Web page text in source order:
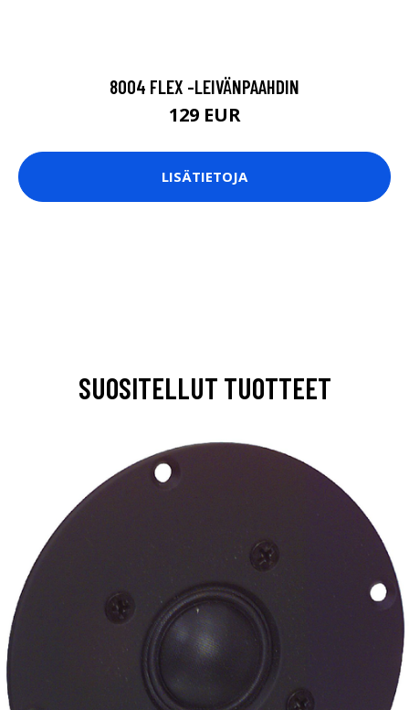
8004 FLEX -LEIVÄNPAAHDIN
129 EUR
LISÄTIETOJA
SUOSITELLUT TUOTTEET